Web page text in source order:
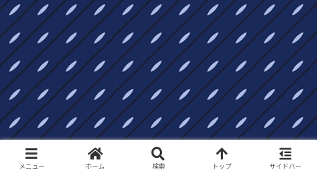
メニュー ホーム 検索 トップ サイドバー